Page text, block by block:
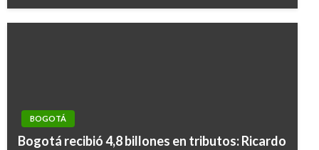
BOGOTÁ
Bogotá recibió 4,8 billones en tributos: Ricardo